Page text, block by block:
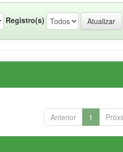
Registro(s)
Anterior 1